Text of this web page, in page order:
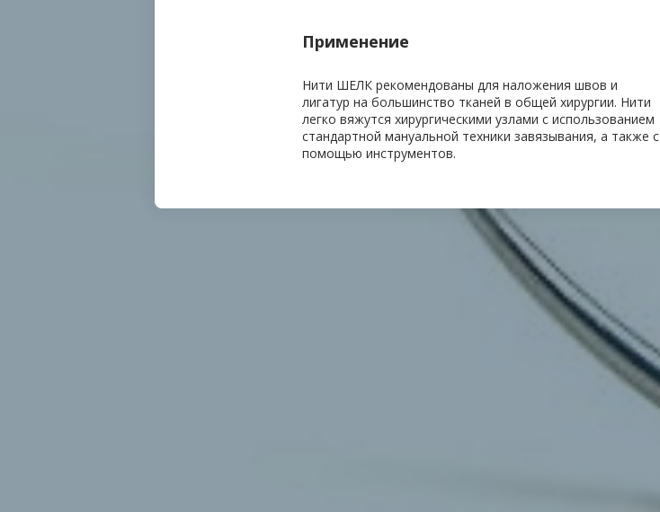
Применение
Нити ШЕЛК рекомендованы для наложения швов и
лигатур на большинство тканей в общей хирургии. Нити
легко вяжутся хирургическими узлами с использованием
стандартной мануальной техники завязывания, а также с
помощью инструментов.